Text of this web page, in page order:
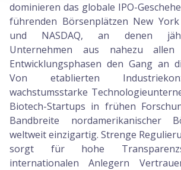
dominieren das globale IPO-
führenden Börsenplätzen New York
und NASDAQ, an denen
Unternehmen aus nahezu
Entwicklungsphasen den Gang an
Von etablierten
wachstumsstarke
Biotech-Startups in frühen
Bandbreite nordamerikanischer
weltweit einzigartig. Strenge
sorgt für hohe
internationalen Anlegern